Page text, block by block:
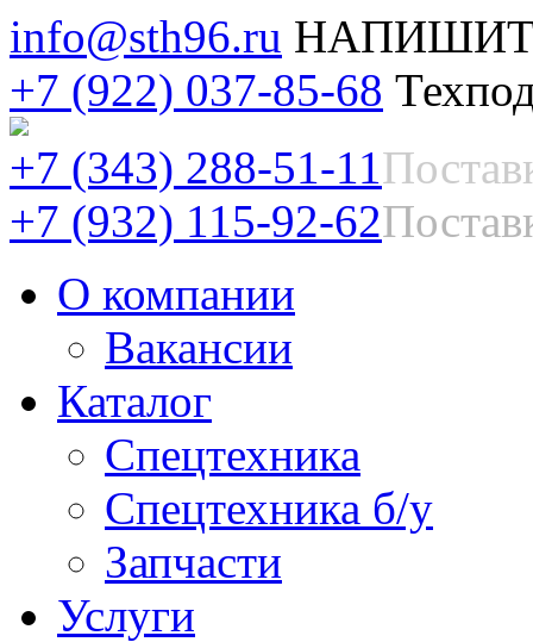
info@sth96.ru
+7 (922) 037-85-68
+7 (343) 288-51-11
+7 (932) 115-92-62
О компании
Вакансии
Каталог
Спецтехника
Спецтехника б/у
Запчасти
Услуги